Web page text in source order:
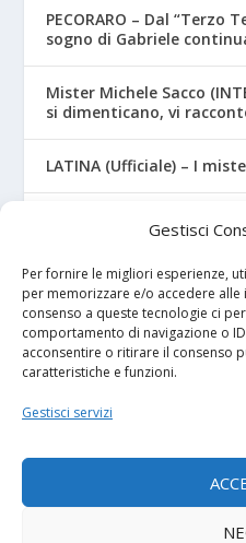
Gestisci
Per fornire le migliori esperienze,
per memorizzare e/o accedere
consenso a queste tecnologie ci
comportamento di navigazione o
acconsentire o ritirare il consenso
caratteristiche e funzioni.
Gestisci servizi
PECORARO – Dal “Terzo
sogno di Gabriele
Mister Michele Sacco
si dimenticano, vi
LATINA (Ufficiale) – I
CROTONE – Primavera/
I NOSTRI
Calcio Panchina
Diretta.it